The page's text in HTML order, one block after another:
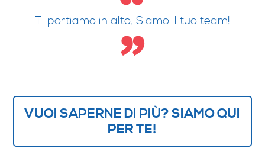
Ti portiamo in alto. Siamo il tuo team!
VUOI SAPERNE DI PIÙ? SIAMO QUI
PER TE!